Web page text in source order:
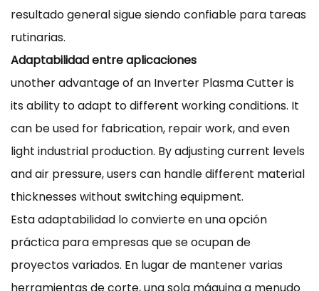
resultado general sigue siendo confiable para tareas
rutinarias.
Adaptabilidad entre aplicaciones
unother advantage of an Inverter Plasma Cutter is
its ability to adapt to different working conditions. It
can be used for fabrication, repair work, and even
light industrial production. By adjusting current levels
and air pressure, users can handle different material
thicknesses without switching equipment.
Esta adaptabilidad lo convierte en una opción
práctica para empresas que se ocupan de
proyectos variados. En lugar de mantener varias
herramientas de corte, una sola máquina a menudo